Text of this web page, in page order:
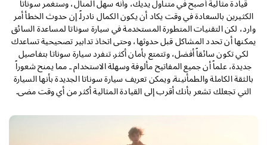
قيادة مثالية أصبح في متناول يديك، وأنه سهل المنال، وستغمر سوناتا
الكثيرين بالسعادة في وقت يكاد أن يكون الكمال نادراً. إن حدوث الخطأ أمر
وارد، لكن التقنيات المتطورة المستخدمة في سيارة سوناتا لمساعدة السائق
يمكنها أن تحدد المشاكل قبل حدوثها، وحتى اتخاذ تدابير تصحيحية تساعدك
لكي تكون سائقاً أفضل، وتتمتع بأمان أكثر. تنفرد سيارة سوناتا بتفاصيل
جديدة، علماً أن جميع المفاتيح مألوفة وسهلة الاستخدام ـ مما يمنح شعوراً
بالثقة الكاملة والطمأنينة. ويمكن تعريف سيارة سوناتا الجديدة بأنها السيارة
التي تجعلك تشعر بأنك أقرب إلى القيادة المثالية أكثر من أي وقت مضى.